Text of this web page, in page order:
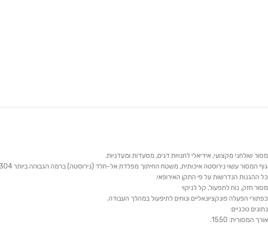
מסור שולחני מקצועי, אידיאלי לחנויות דגים, מסעדות ומעדניות.
גוף המסור עשוי נירוסטה איכותית, משטח החיתוך מפלדת אל-חלד (נירוסטה) ברמה הגבוהה ביותר AISI304.
כל ההגנות הנדרשות על פי התקן האירופאי.
מסור חזק, נוח לתפעול, קל לניקוי
כפתורי הפעלה פונקציונאליים ונוחים לתיפעול במהלך העבודה.
נתונים טכניים:
אורך המסורית: 1550.